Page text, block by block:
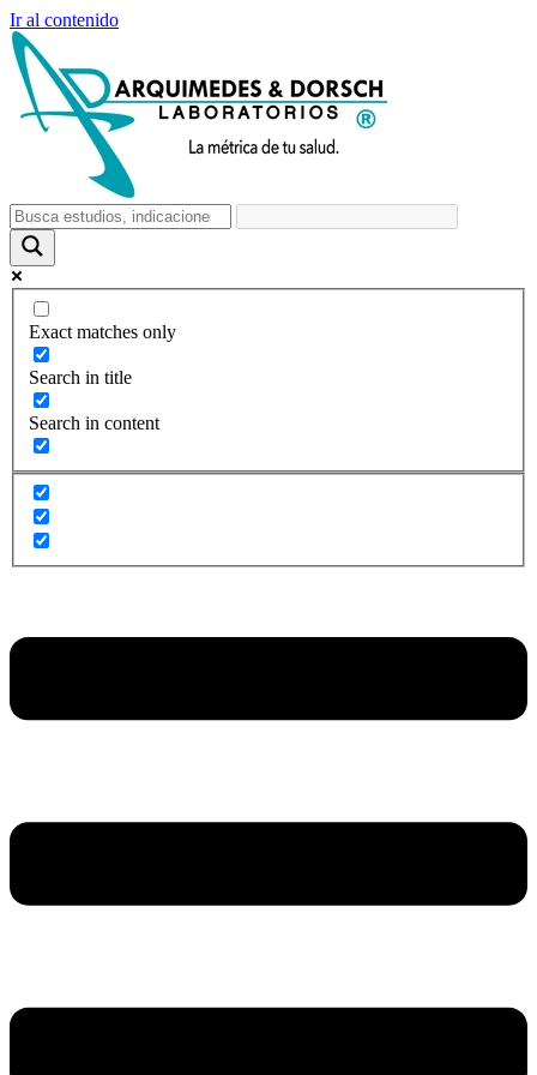
Ir al contenido
Exact matches only
Search in title
Search in content